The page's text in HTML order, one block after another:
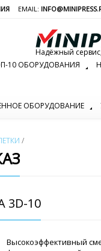
EMAIL:
Надёжный
10 ОБОРУДОВАНИЯ
ОБОРУДОВАНИЕ
/
10
Высокоэффективный